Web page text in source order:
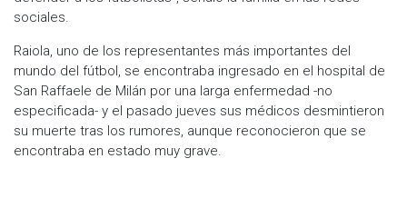
sociales.
Raiola, uno de los representantes más importantes del
mundo del fútbol, se encontraba ingresado en el hospital de
San Raffaele de Milán por una larga enfermedad -no
especificada- y el pasado jueves sus médicos desmintieron
su muerte tras los rumores, aunque reconocieron que se
encontraba en estado muy grave.